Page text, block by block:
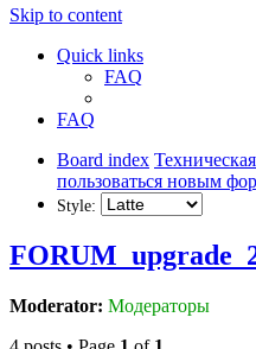
Skip to content
Quick links
FAQ
FAQ
Board index
пользоваться новым
Style:
Moderator: Модераторы